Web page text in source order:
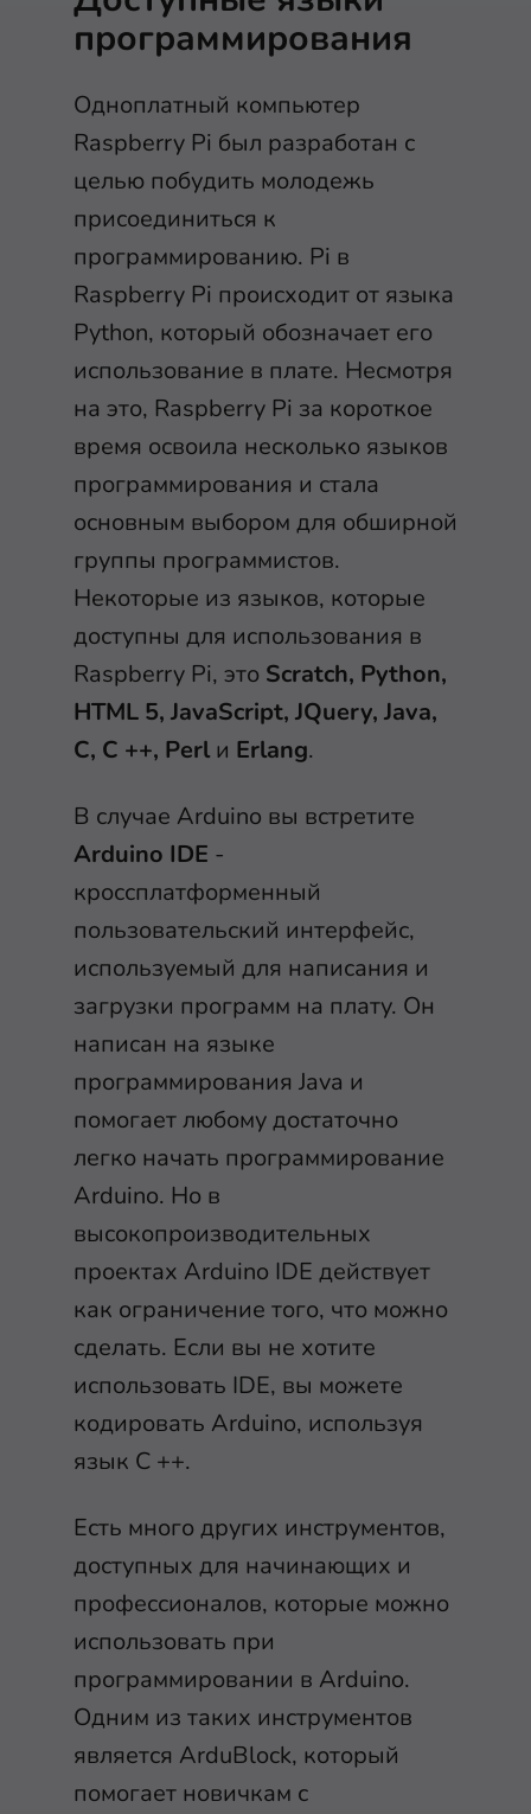
программирования
Одноплатный компьютер
Raspberry Pi был разработан с
целью побудить молодежь
присоединиться к
программированию. Pi в
Raspberry Pi происходит от языка
Python, который обозначает его
использование в плате. Несмотря
на это, Raspberry Pi за короткое
время освоила несколько языков
программирования и стала
основным выбором для обширной
группы программистов.
Некоторые из языков, которые
доступны для использования в
Raspberry Pi, это Scratch, Python,
HTML 5, JavaScript, JQuery, Java,
C, C ++, Perl и Erlang.
В случае Arduino вы встретите
Arduino IDE -
кроссплатформенный
пользовательский интерфейс,
используемый для написания и
загрузки программ на плату. Он
написан на языке
программирования Java и
помогает любому достаточно
легко начать программирование
Arduino. Но в
высокопроизводительных
проектах Arduino IDE действует
как ограничение того, что можно
сделать. Если вы не хотите
использовать IDE, вы можете
кодировать Arduino, используя
язык C ++.
Есть много других инструментов,
доступных для начинающих и
профессионалов, которые можно
использовать при
программировании в Arduino.
Одним из таких инструментов
является ArduBlock, который
помогает новичкам с